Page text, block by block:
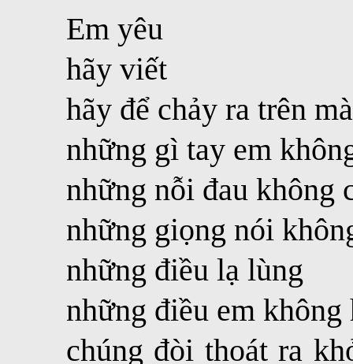
Em yêu
hãy viết
hãy để chảy ra trên
những gì tay em
những nỗi đau không
những giọng nói
những điều lạ lùng
những điều em không
chúng đòi thoát ra